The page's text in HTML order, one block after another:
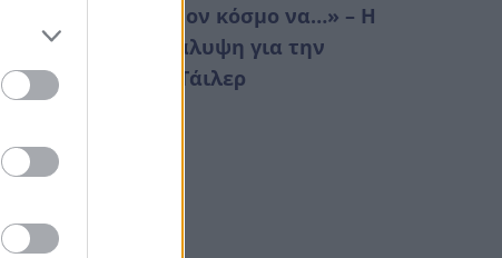
που θα φέρουμε στον κόσμο να…» – Η
συγκινητική αποκάλυψη για την
οικογένεια με τον Τάιλερ